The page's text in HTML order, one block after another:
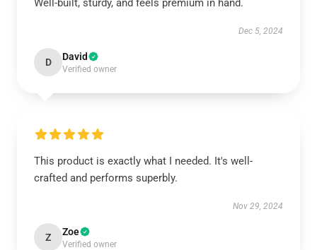
Well-built, sturdy, and feels premium in hand.
Dec 5, 2024
D David
Verified owner
This product is exactly what I needed. It's well-
crafted and performs superbly.
Nov 29, 2024
Z Zoe
Verified owner